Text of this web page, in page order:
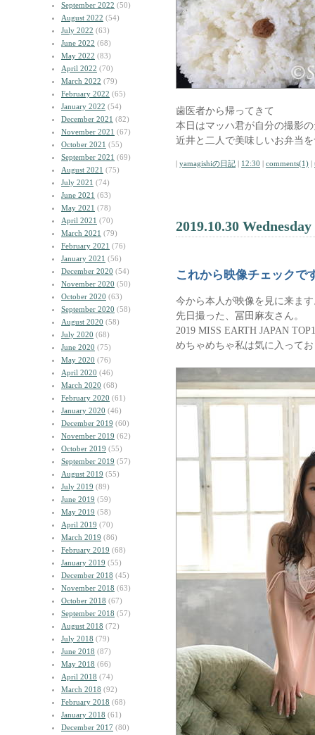
September 2022 (50)
August 2022 (54)
July 2022 (63)
June 2022 (68)
May 2022 (83)
April 2022 (70)
March 2022 (79)
February 2022 (65)
January 2022 (54)
December 2021 (82)
November 2021 (67)
October 2021 (55)
September 2021 (69)
August 2021 (75)
July 2021 (74)
June 2021 (63)
May 2021 (78)
April 2021 (70)
March 2021 (79)
February 2021 (76)
January 2021 (56)
December 2020 (54)
November 2020 (50)
October 2020 (63)
September 2020 (58)
August 2020 (58)
July 2020 (68)
June 2020 (75)
May 2020 (76)
April 2020 (46)
March 2020 (68)
February 2020 (61)
January 2020 (46)
December 2019 (60)
November 2019 (62)
October 2019 (55)
September 2019 (57)
August 2019 (55)
July 2019 (89)
June 2019 (59)
May 2019 (58)
April 2019 (70)
March 2019 (86)
February 2019 (68)
January 2019 (55)
December 2018 (45)
November 2018 (63)
October 2018 (67)
September 2018 (57)
August 2018 (72)
July 2018 (79)
June 2018 (87)
May 2018 (66)
April 2018 (74)
March 2018 (92)
February 2018 (68)
January 2018 (61)
December 2017 (80)
歯医者から帰ってきて
本日はマッハ君が自分の撮影
近井と二人で美味しいお弁当
| yamagishiの日記 | 12:30 | comments(1) |
2019.10.30 Wednesday
これから映像チェックで
今から本人が映像を見に来ま
先日撮った、冨田麻友さん。
2019 MISS EARTH JAPAN
めちゃめちゃ私は気に入って